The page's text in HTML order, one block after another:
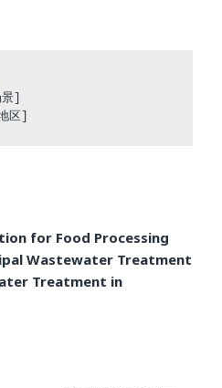
景]
for Food Processing
Wastewater Treatment
Treatment in